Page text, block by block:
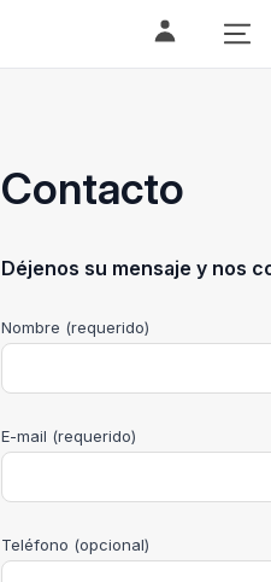
Contacto
Déjenos su mensaje y nos
Nombre (requerido)
E-mail (requerido)
Teléfono (opcional)